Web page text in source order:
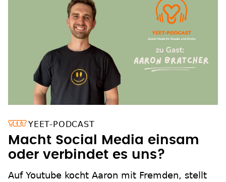
YEET-PODCAST
Macht Social Media einsam
oder verbindet es uns?
Auf Youtube kocht Aaron mit Fremden, stellt